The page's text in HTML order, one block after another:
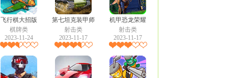
飞行棋大招版
棋牌类
2023-11-24
第七坦克装甲师
射击类
2023-11-17
机甲恐龙荣耀
射击类
2023-11-17